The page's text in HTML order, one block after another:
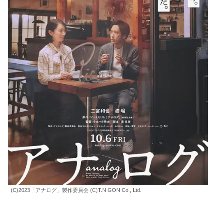
(C)2023「アナログ」製作委員会 (C)T.N GON Co., Ltd.